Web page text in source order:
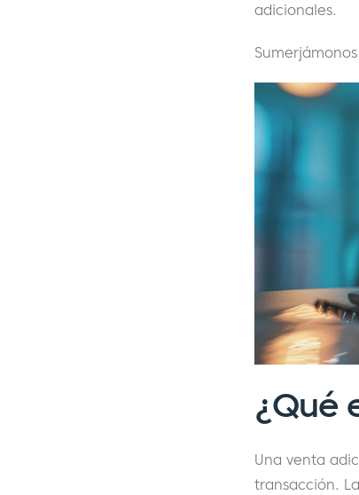
adicionales.
Sumerjámonos.
¿Qué
Una venta
transacción.